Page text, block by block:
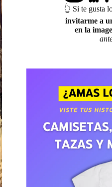
👆 Si te gusta
invitarme a
en la